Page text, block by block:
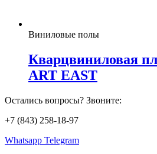
Виниловые полы
Кварцвиниловая
ART EAST
Остались вопросы? Звоните:
+7 (843) 258-18-97
Whatsapp Telegram